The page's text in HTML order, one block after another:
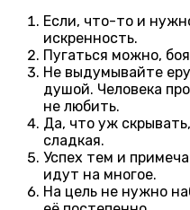
Если, что-то и
искренность.
Пугаться можно,
Не выдумывайте
душой. Человека
не любить.
Да, что уж
сладкая.
Успех тем и
идут на многое.
На цель не нужно